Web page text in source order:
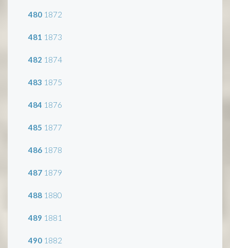
480 1872
481 1873
482 1874
483 1875
484 1876
485 1877
486 1878
487 1879
488 1880
489 1881
490 1882